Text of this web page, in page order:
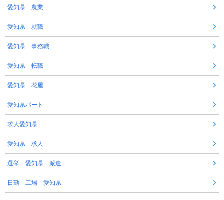
愛知県 農業
愛知県 就職
愛知県 事務職
愛知県 転職
愛知県 花屋
愛知県パート
求人愛知県
愛知県 求人
選挙 愛知県 派遣
日勤 工場 愛知県